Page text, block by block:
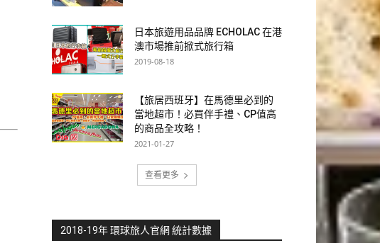
日本旅遊用品品牌 ECHOLAC 在港
澳市場推前掀式旅行箱
2019-08-18
【旅居西班牙】在馬德里必到的
當地超市！必買伴手禮、CP值高
的商品全攻略！
2021-01-27
查看更多
2018-19年 環球旅人官網 統計數據